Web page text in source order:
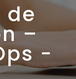
de
–
-